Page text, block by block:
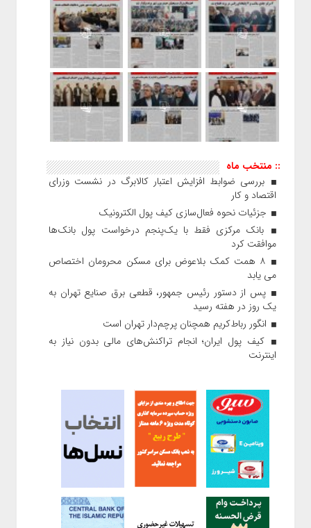
:: منتخب ماه
بررسی ضوابط افزایش اعتبار کالابرگ در نشست وزرای
اقتصاد و کار
جزئیات نحوه فعال‌سازی کیف پول الکترونیک
بانک مرکزی فقط با یک‌‎پنجم درخواست پول بانک‌ها
موافقت کرد
۸ همت کمک بلاعوض برای مسکن محرومان اختصاص
می یابد
پس از دستور رئیس‌ جمهور، قطعی برق صنایع تهران به
یک روز در هفته رسید
انگور رباط‌کریم همچنان پرچم‌دار تهران است
کیف پول ایران؛ انجام تراکنش‌های مالی بدون نیاز به
اینترنت